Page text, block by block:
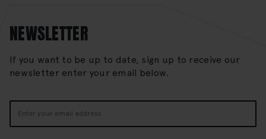
NEWSLETTER
If you want to be up to date, sign up to receive our
newsletter enter your email below.